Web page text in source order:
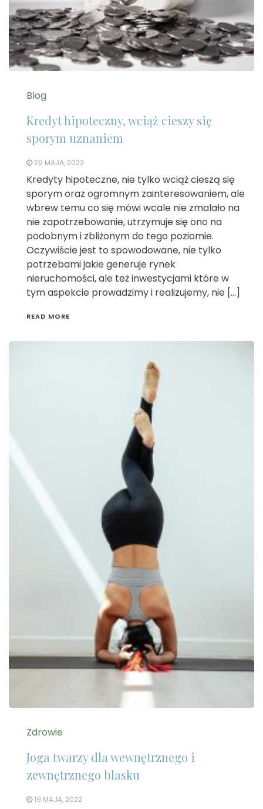
Blog
Kredyt hipoteczny, wciąż cieszy się
sporym uznaniem
29 MAJA, 2022
Kredyty hipoteczne, nie tylko wciąż cieszą się
sporym oraz ogromnym zainteresowaniem, ale
wbrew temu co się mówi wcale nie zmalało na
nie zapotrzebowanie, utrzymuje się ono na
podobnym i zbliżonym do tego poziomie.
Oczywiście jest to spowodowane, nie tylko
potrzebami jakie generuje rynek
nieruchomości, ale też inwestycjami które w
tym aspekcie prowadzimy i realizujemy, nie […]
READ MORE
Zdrowie
Joga twarzy dla wewnętrznego i
zewnętrznego blasku
19 MAJA, 2022